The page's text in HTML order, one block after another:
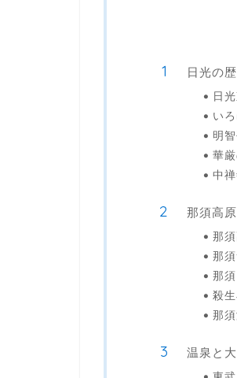
日光の
日
い
明
華
中
那須高
那
那
那
殺
那
温泉と